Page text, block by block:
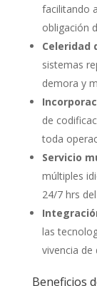
facilitando
obligación
Celeridad
sistemas
demora y
de
toda
Servicio
múltiples
24/7 hrs
las
vivencia de
Beneficios